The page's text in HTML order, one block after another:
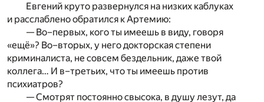
Евгений круто развернулся на низких каблуках
и расслаблено обратился к Артемию:
— Во–первых, кого ты имеешь в виду, говоря
«ещё»? Во–вторых, у него докторская степени
криминалиста, не совсем бездельник, даже твой
коллега… И в–третьих, что ты имеешь против
психиатров?
— Смотрят постоянно свысока, в душу лезут, да